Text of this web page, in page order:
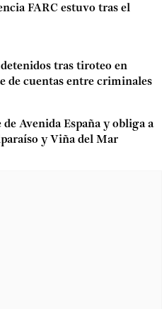
FARC estuvo tras el
tras tiroteo en
de cuentas entre criminales
Avenida España y obliga a
y Viña del Mar